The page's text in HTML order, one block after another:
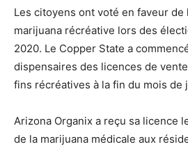
Les citoyens ont voté en faveur de
marijuana récréative lors des
2020. Le Copper State a
dispensaires des licences de
fins récréatives à la fin du mois de
Arizona Organix a reçu sa licence
de la marijuana médicale aux